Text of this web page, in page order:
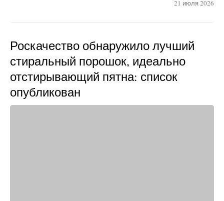
21 июля 2026
Роскачество обнаружило лучший
стиральный порошок, идеально
отстирывающий пятна: список
опубликован